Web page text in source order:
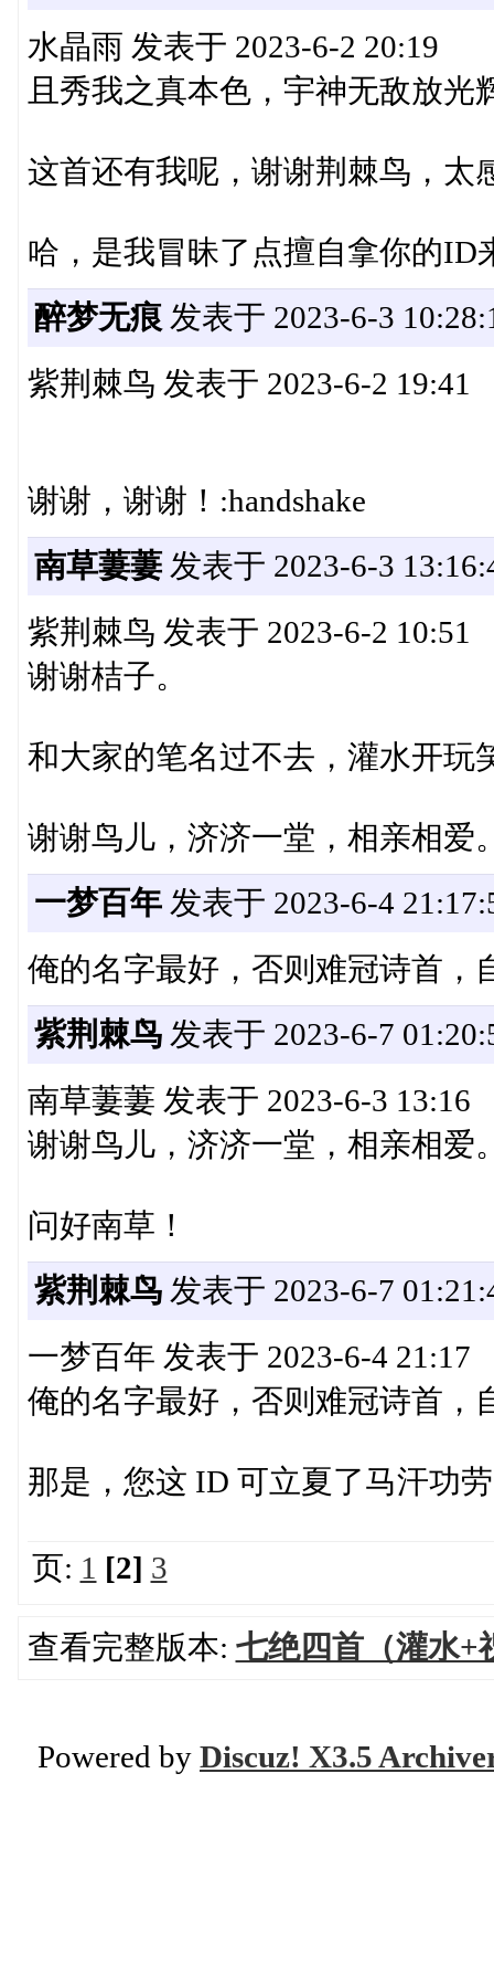
水晶雨 发表于 2023-6-2 20:19
且秀我之真本色，宇神无敌放
这首还有我呢，谢谢荆棘鸟，太
哈，是我冒昧了点擅自拿你的ID
醉梦无痕发表于 2023-6-3
紫荆棘鸟 发表于 2023-6-2 19:41
谢谢，谢谢！:handshake
南草萋萋发表于 2023-6-3
紫荆棘鸟 发表于 2023-6-2 10:51
谢谢桔子。
和大家的笔名过不去，灌水开玩
谢谢鸟儿，济济一堂，相亲相爱
一梦百年发表于 2023-6-4
俺的名字最好，否则难冠诗首，
紫荆棘鸟发表于 2023-6-7
南草萋萋 发表于 2023-6-3 13:16
谢谢鸟儿，济济一堂，相亲相爱
问好南草！
紫荆棘鸟发表于 2023-6-7
一梦百年 发表于 2023-6-4 21:17
俺的名字最好，否则难冠诗首，
那是，您这 ID 可立夏了马汗功
页: 1 [2] 3
查看完整版本: 七绝四首（灌水+
Powered by Discuz! X3.5